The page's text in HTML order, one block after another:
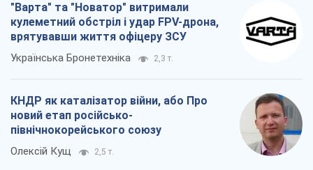
"Варта" та "Новатор" витримали
кулеметний обстріл і удар FPV-дрона,
врятувавши життя офіцеру ЗСУ
Українська Бронетехніка 2,3 т.
КНДР як каталізатор війни, або Про
новий етап російсько-
північнокорейського союзу
Олексій Кущ 2,5 т.